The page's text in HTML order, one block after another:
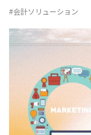
#会計ソリューション